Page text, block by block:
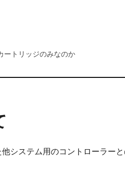
ートリッジのみなのか
ステム用のコントローラー